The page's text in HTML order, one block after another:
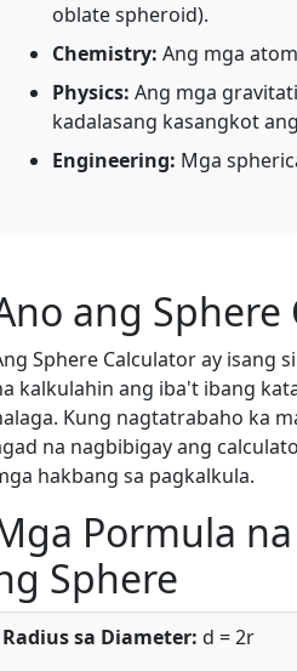
oblate spheroid).
Chemistry: Ang mga
Physics: Ang mga
kadalasang kasangkot
Engineering: Mga
ang Sphere
Sphere Calculator ay isang
kalkulahin ang iba't ibang
Kung nagtatrabaho ka
na nagbibigay ang
hakbang sa pagkalkula.
Pormula
Sphere
Radius sa Diameter: d = 2r